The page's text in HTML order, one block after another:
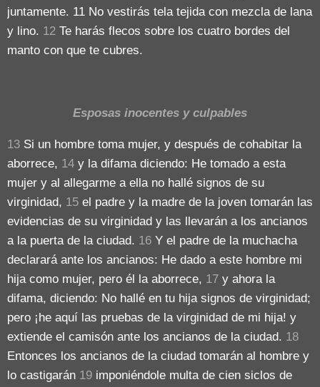
juntamente. 11 No vestirás tela tejida con mezcla de lana
y lino. 12 Te harás flecos sobre los cuatro bordes del
manto con que te cubres.
Esposas inocentes y culpables
13 Si un hombre toma mujer, y después de cohabitar la
aborrece, 14 y la difama diciendo: He tomado a esta
mujer y al allegarme a ella no hallé signos de su
virginidad, 15 el padre y la madre de la joven tomarán las
evidencias de su virginidad y las llevarán a los ancianos
a la puerta de la ciudad. 16 Y el padre de la muchacha
declarará ante los ancianos: He dado a este hombre mi
hija como mujer, pero él la aborrece, 17 y ahora la
difama, diciendo: No hallé en tu hija signos de virginidad;
pero ¡he aquí las pruebas de la virginidad de mi hija! y
extiende el camisón ante los ancianos de la ciudad. 18
Entonces los ancianos de la ciudad tomarán al hombre y
lo castigarán 19 imponiéndole multa de cien siclos de